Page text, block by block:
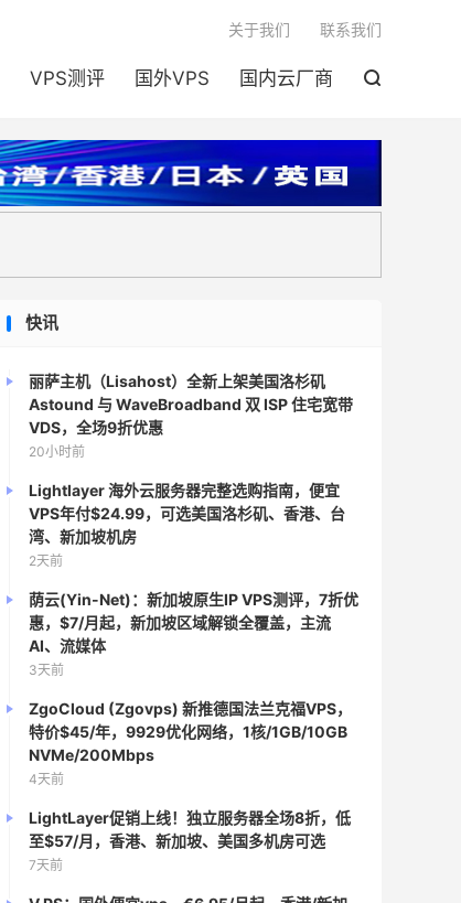
VPS测评 国外VPS 国内云厂商 
关于我们 联系我们
快讯
丽萨主机（Lisahost）全新上架美国洛杉矶
Astound 与 WaveBroadband 双 ISP 住宅宽带
VDS，全场9折优惠
20小时前
Lightlayer 海外云服务器完整选购指南，便宜
VPS年付$24.99，可选美国洛杉矶、香港、台
湾、新加坡机房
2天前
荫云(Yin-Net)：新加坡原生IP VPS测评，7折优
惠，$7/月起，新加坡区域解锁全覆盖，主流
AI、流媒体
3天前
ZgoCloud (Zgovps) 新推德国法兰克福VPS，
特价$45/年，9929优化网络，1核/1GB/10GB
NVMe/200Mbps
4天前
LightLayer促销上线！独立服务器全场8折，低
至$57/月，香港、新加坡、美国多机房可选
7天前